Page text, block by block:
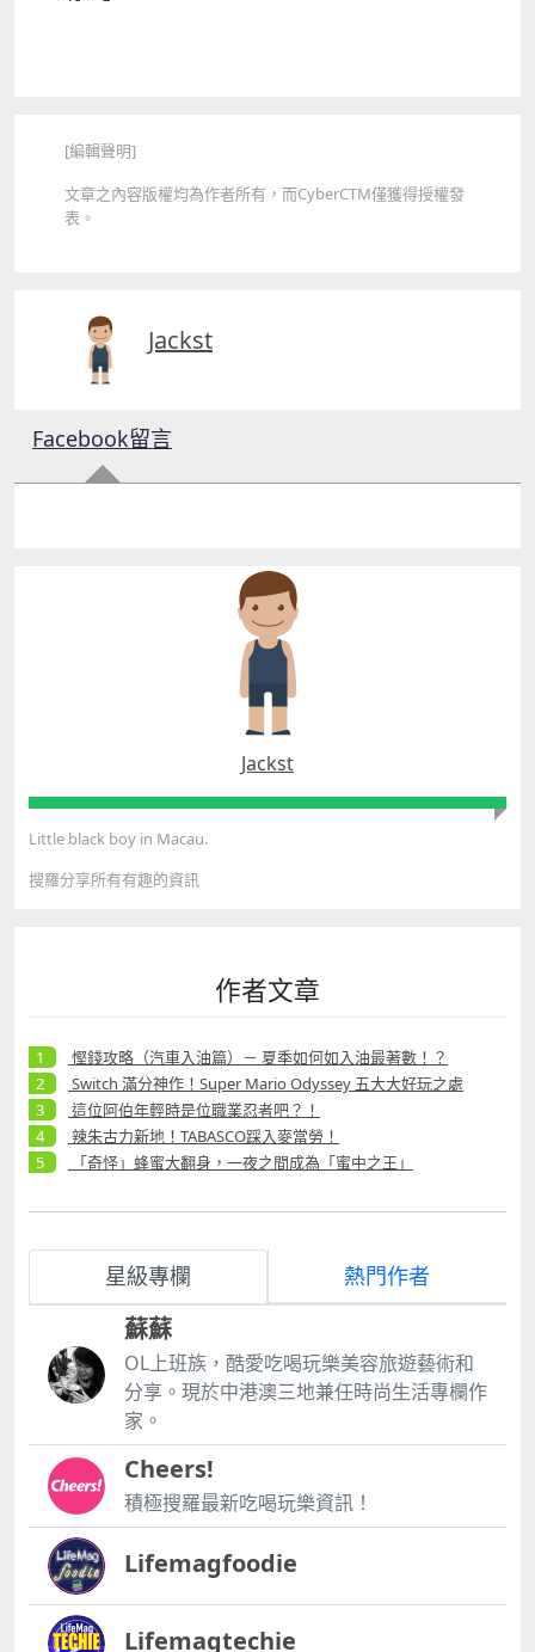
[編輯聲明]
文章之內容版權均為作者所有，而CyberCTM僅獲得授權發
表。
Jackst
Facebook留言
Jackst
Little black boy in Macau.
搜羅分享所有有趣的資訊
作者文章
慳錢攻略（汽車入油篇）－ 夏季如何如入油最著數！？
Switch 滿分神作！Super Mario Odyssey 五大大好玩之處
這位阿伯年輕時是位職業忍者吧？！
辣朱古力新地！TABASCO踩入麥當勞！
「奇怪」蜂蜜大翻身，一夜之間成為「蜜中之王」
星級專欄 熱門作者
蘇蘇
OL上班族，酷愛吃喝玩樂美容旅遊藝術和
分享。現於中港澳三地兼任時尚生活專欄作
家。
Cheers!
積極搜羅最新吃喝玩樂資訊！
Lifemagfoodie
Lifemagtechie